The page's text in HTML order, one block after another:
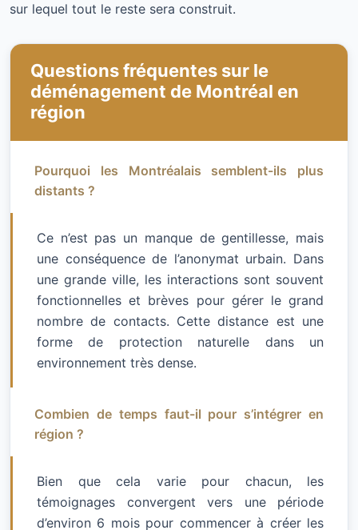
sur lequel tout le reste sera construit.
Questions fréquentes sur le
déménagement de Montréal en
région
Pourquoi les Montréalais semblent-ils plus
distants ?
Ce n’est pas un manque de gentillesse, mais
une conséquence de l’anonymat urbain. Dans
une grande ville, les interactions sont souvent
fonctionnelles et brèves pour gérer le grand
nombre de contacts. Cette distance est une
forme de protection naturelle dans un
environnement très dense.
Combien de temps faut-il pour s’intégrer en
région ?
Bien que cela varie pour chacun, les
témoignages convergent vers une période
d’environ 6 mois pour commencer à créer les